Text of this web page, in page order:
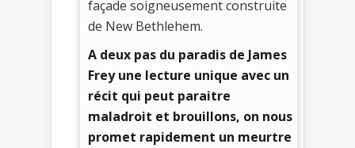
façade soigneusement construite
de New Bethlehem.
A deux pas du paradis de James
Frey une lecture unique avec un
récit qui peut paraitre
maladroit et brouillons, on nous
promet rapidement un meurtre